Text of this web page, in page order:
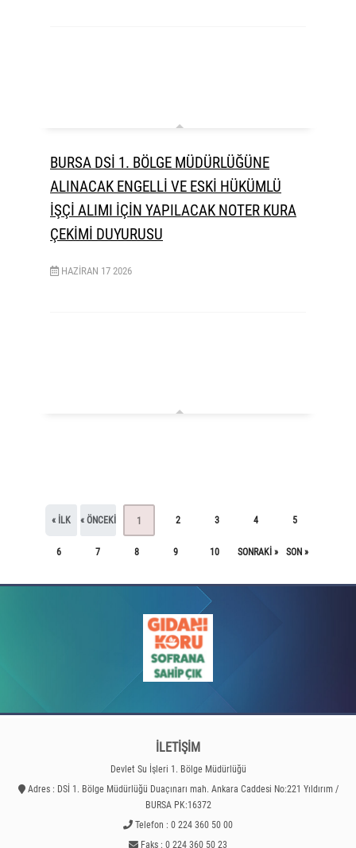
BURSA DSİ 1. BÖLGE MÜDÜRLÜĞÜNE
ALINACAK ENGELLİ VE ESKİ HÜKÜMLÜ
İŞÇİ ALIMI İÇİN YAPILACAK NOTER KURA
ÇEKİMİ DUYURUSU
HAZIRAN 17 2026
« ILK « ÖNCEKI 1 2 3 4 5
6 7 8 9 10 SONRAKI » SON »
İLETİŞİM
Devlet Su İşleri 1. Bölge Müdürlüğü
Adres : DSİ 1. Bölge Müdürlüğü Duaçınarı mah. Ankara Caddesi No:221 Yıldırım /
BURSA PK:16372
Telefon : 0 224 360 50 00
Faks : 0 224 360 50 23